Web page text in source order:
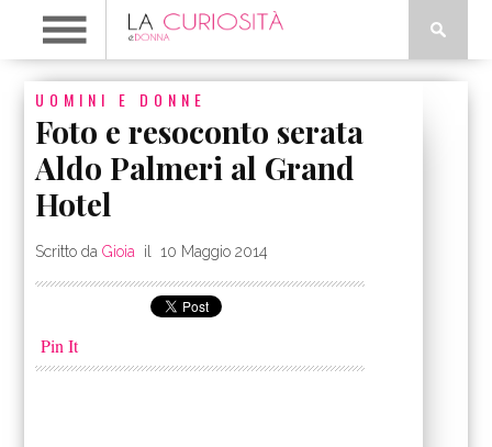
UOMINI E DONNE
Foto e resoconto serata
Aldo Palmeri al Grand
Hotel
Scritto daGioia il10 Maggio 2014
Pin It